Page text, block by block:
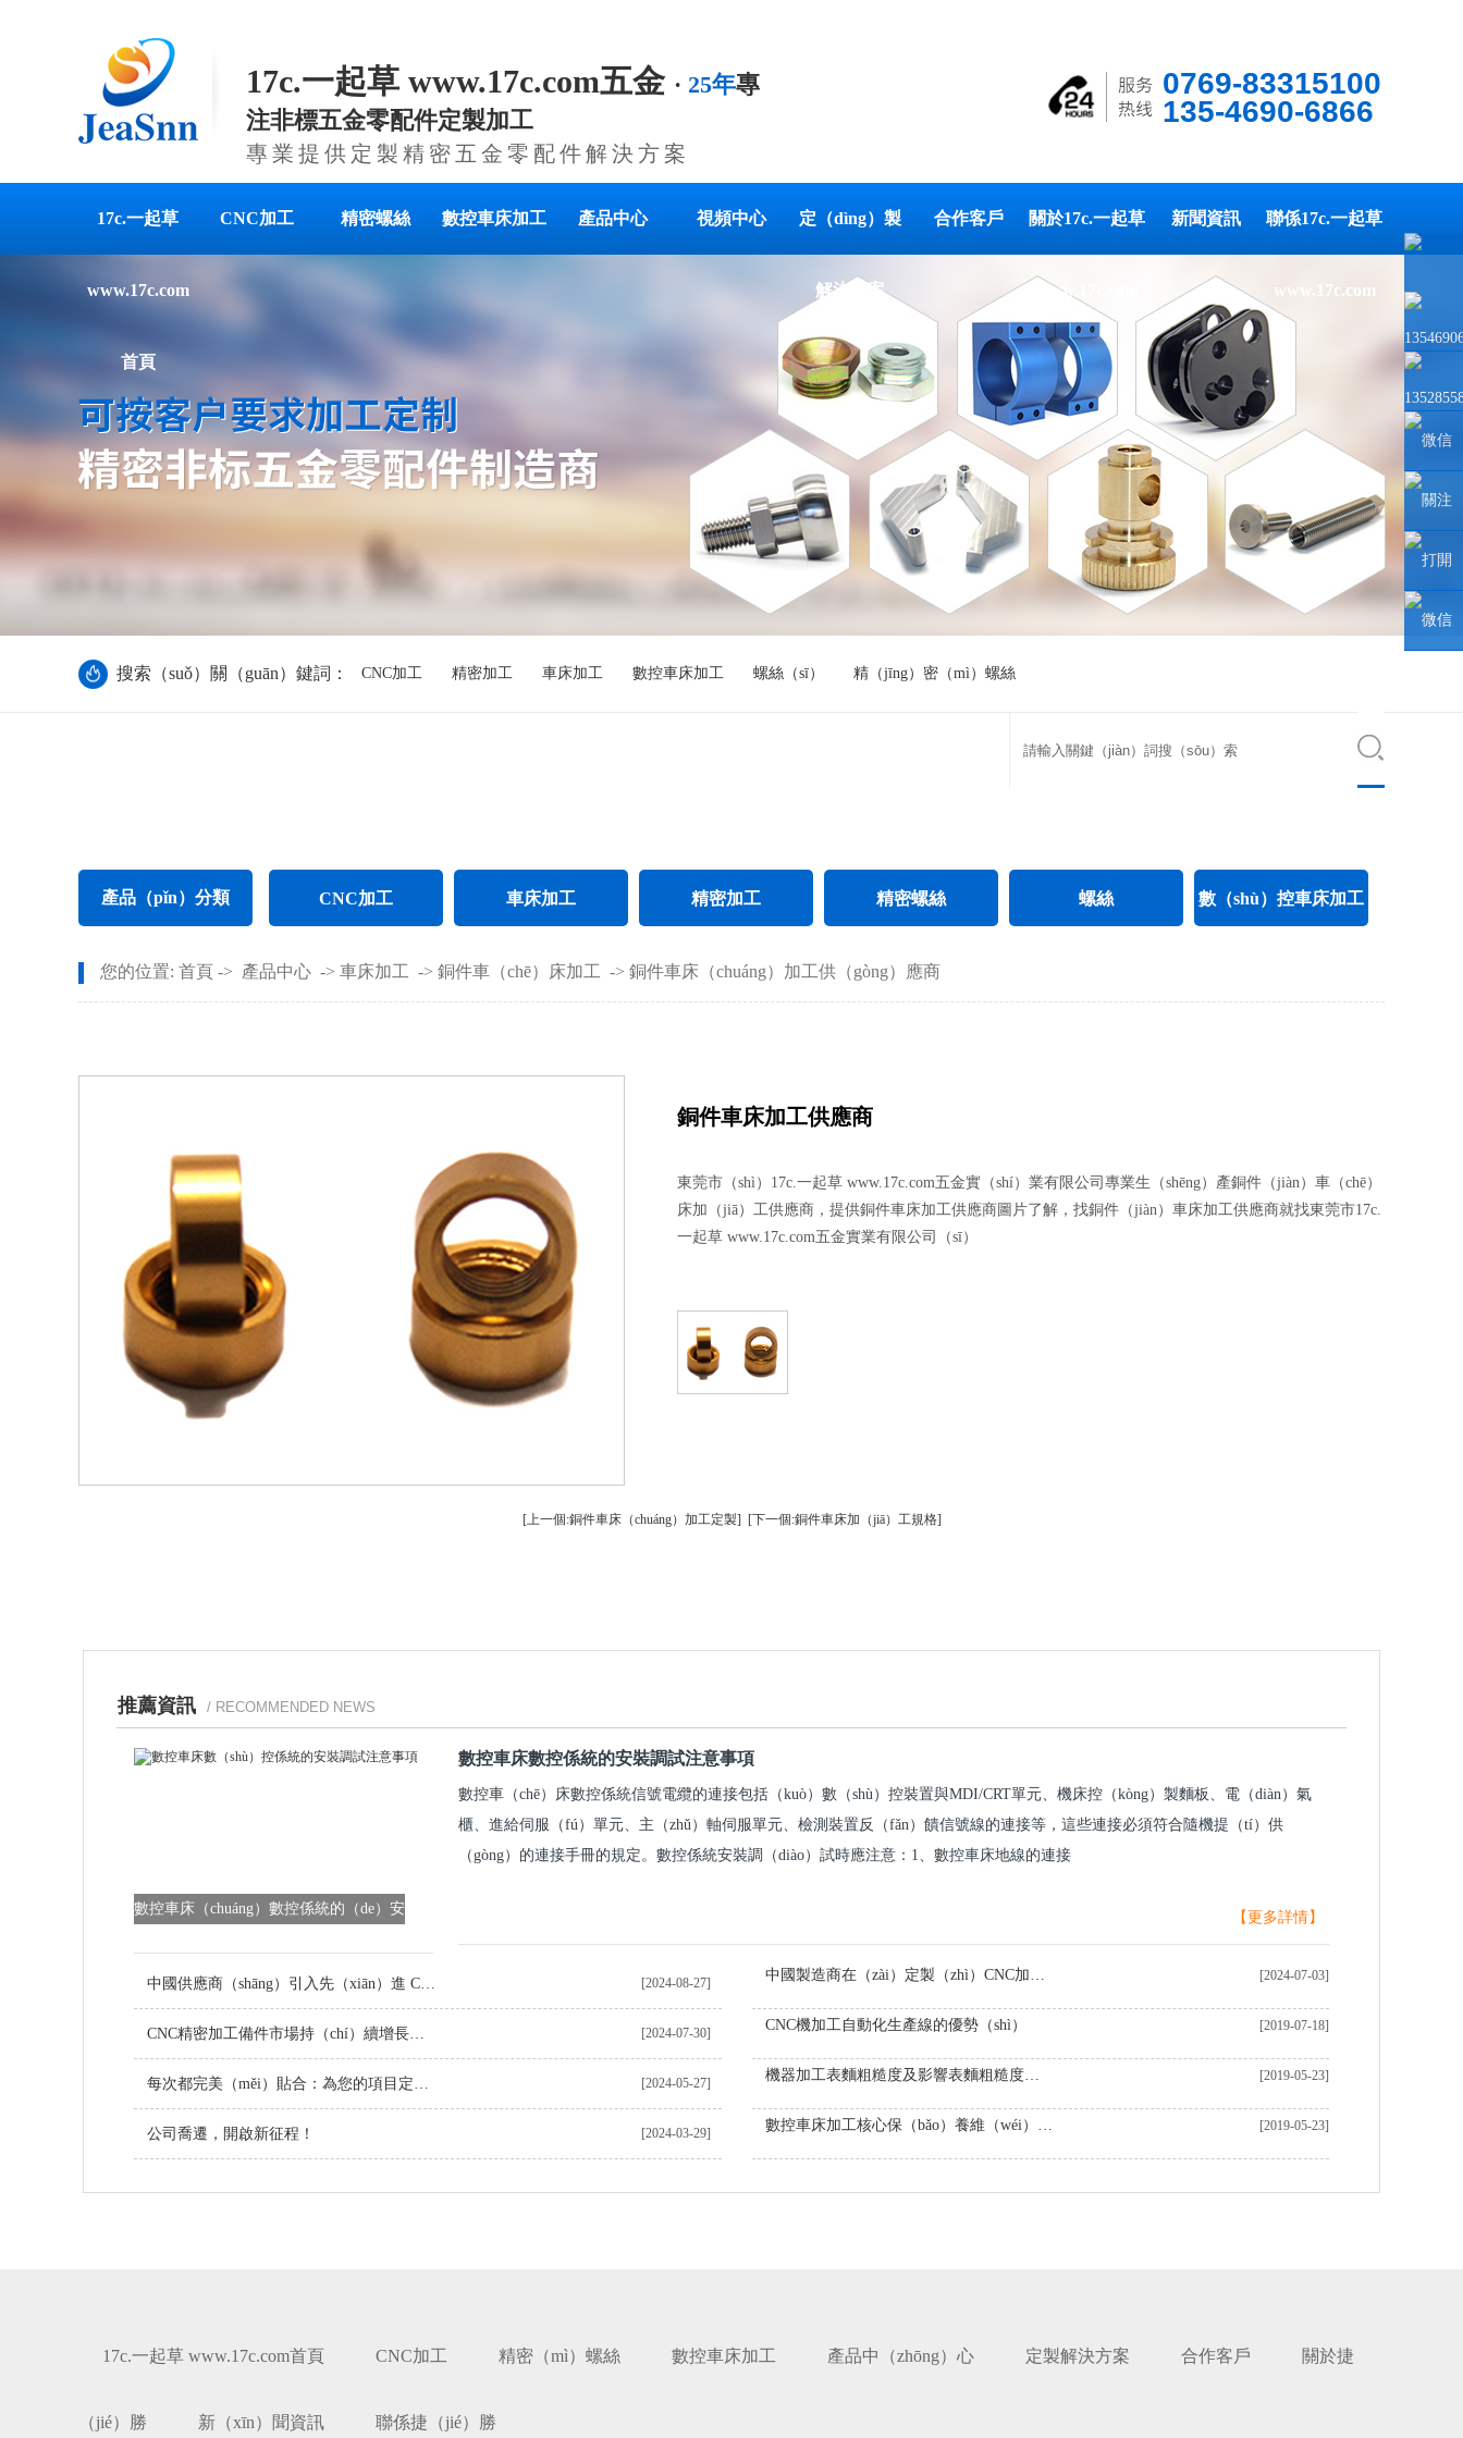
17c.一起草 www.17c.com五金 · 25年專
注非標五金零配件定製加工
專業提供定製精密五金零配件解決方案
0769-83315100
135-4690-6866
17c.一起草
www.17c.com
首頁
CNC加工 精密螺絲 數控車床加工 產品中心 視頻中心 定（dìng）製
解決方案
合作客戶 關於17c.一起草
www.17c.com
新聞資訊 聯係17c.一起草
www.17c.com
搜索（suǒ）關（guān）鍵詞： CNC加工 精密加工 車床加工 數控車床加工 螺絲（sī） 精（jīng）密（mì）螺絲
產品（pǐn）分類 CNC加工
CNC長軸加工
車床加工
螺（luó）母車床加工
銅件車床加工
銷軸車床加工
精密加工
精密不鏽鋼件加工
精密螺絲加工
精密銅件加工
精密螺絲
加長（zhǎng）精（jīng）密螺絲
台階精密螺絲（sī）
異形精密螺絲
螺絲
電子螺絲
異形螺絲
數（shù）控車床加工
不鏽鋼件（jiàn）數控（kòng）車床加工
銅件（jiàn）數控車床加工（gōng）
您的位置: 首頁 -> 產品中心 -> 車床加工 -> 銅件車（chē）床加工 -> 銅件車床（chuáng）加工供（gòng）應商
銅件車床加工供應商
東莞市（shì）17c.一起草 www.17c.com五金實（shí）業有限公司專業生（shēng）產銅件（jiàn）車（chē）
床加（jiā）工供應商，提供銅件車床加工供應商圖片了解，找銅件（jiàn）車床加工供應商就找東莞市17c.
一起草 www.17c.com五金實業有限公司（sī）
[上一個:銅件車床（chuáng）加工定製] [下一個:銅件車床加（jiā）工規格]
推薦資訊 / RECOMMENDED NEWS
數控車床（chuáng）數控係統的（de）安
數控車床數控係統的安裝調試注意事項
數控車（chē）床數控係統信號電纜的連接包括（kuò）數（shù）控裝置與MDI/CRT單元、機床控（kòng）製麵板、電（diàn）氣
櫃、進給伺服（fú）單元、主（zhǔ）軸伺服單元、檢測裝置反（fǎn）饋信號線的連接等，這些連接必須符合隨機提（tí）供
（gòng）的連接手冊的規定。數控係統安裝調（diào）試時應注意：1、數控車床地線的連接
【更多詳情】
中國供應商（shāng）引入先（xiān）進 CNC 設備，提升（shēng）定製金屬零件品質 [2024-08-27]
CNC精密加工備件市場持（chí）續增長，技術創新引領行業未來（lái） [2024-07-30]
每次都完美（měi）貼合：為您的項目定製（zhì）螺絲 [2024-05-27]
公司喬遷，開啟新征程！ [2024-03-29]
中國製造商在（zài）定製（zhì）CNC加工黃銅零件領域表現卓越 [2024-07-03]
CNC機加工自動化生產線的優勢（shì） [2019-07-18]
機器加工表麵粗糙度及影響表麵粗糙度的因素 [2019-05-23]
數控車床加工核心保（bǎo）養維（wéi）護（hù）知識 [2019-05-23]
17c.一起草 www.17c.com首頁 CNC加工 精密（mì）螺絲 數控車床加工 產品中（zhōng）心 定製解決方案 合作客戶 關於捷
（jié）勝 新（xīn）聞資訊 聯係捷（jié）勝
微信
聯係人
（rén）
關注
微信公
眾號
打開
手機網
微信